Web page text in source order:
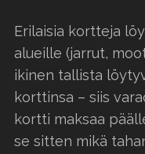
Erilaisia kortteja
alueille (jarrut,
ikinen tallista
korttinsa – siis
kortti maksaa
se sitten mikä